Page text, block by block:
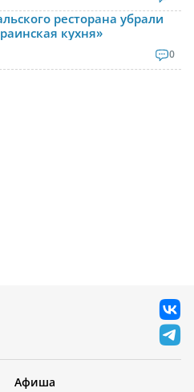
ресторана убрали
кухня»
0
Афиша